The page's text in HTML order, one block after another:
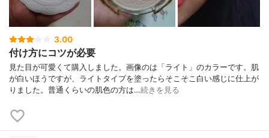
3.00
付け方にコツが必要
見た目が可愛くて購入しました。画像のは「ライト」のカラーです。肌
が白いほうですが、ライトタイプを塗ったらそこそこ白い感じに仕上が
りました。普通くらいの肌色の方は…続きを見る